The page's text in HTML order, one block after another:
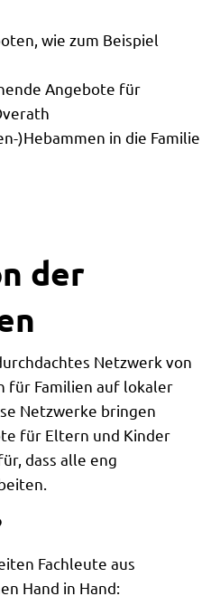
wie zum Beispiel
Angebote für
)Hebammen in die Familie
der
Netzwerk von
für Familien auf lokaler
Netzwerke bringen
für Eltern und Kinder
dass alle eng
Fachleute aus
Hand in Hand: